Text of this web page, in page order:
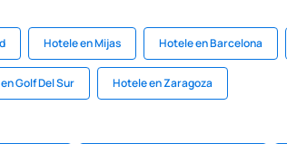
Hotele en Mijas Hotele en Barcelona
Golf Del Sur Hotele en Zaragoza